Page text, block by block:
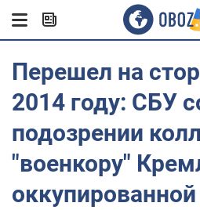
Перешел на
2014 году: СБУ
подозрении
"военкору"
оккупированной